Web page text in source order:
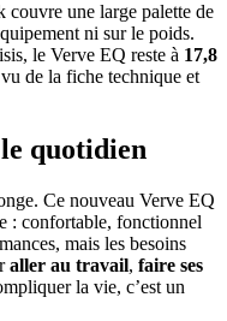
couvre une large palette de
ni sur le poids.
le Verve EQ reste à 17,8
de la fiche technique et
quotidien
Ce nouveau Verve EQ
: confortable, fonctionnel
mais les besoins
aller au travail, faire ses
la vie, c’est un